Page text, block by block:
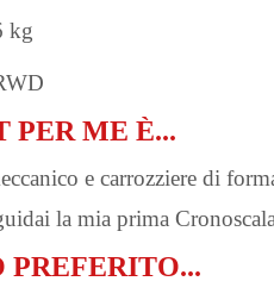
kg
PER ME È...
e carrozziere di
la mia prima
PREFERITO...